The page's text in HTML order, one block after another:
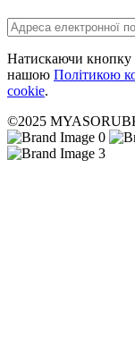
Натискаючи
нашою Політикою
cookie.
©2025